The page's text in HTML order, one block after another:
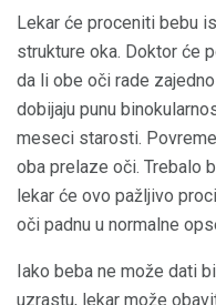
Lekar će proceniti bebu
strukture oka. Doktor će
da li obe oči rade
dobijaju punu
meseci starosti.
oba prelaze oči. Trebalo
lekar će ovo pažljivo
oči padnu u normalne
Iako beba ne može dati
uzrastu, lekar može